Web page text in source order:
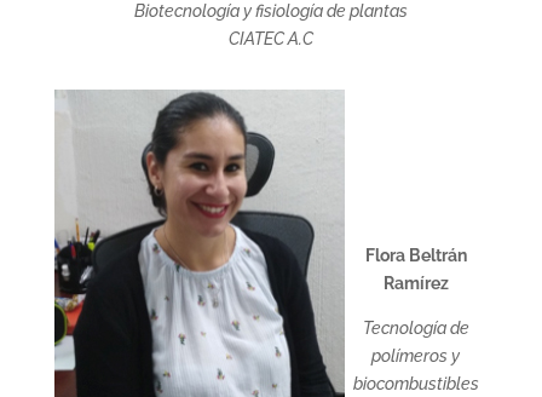
Biotecnología y fisiología de plantas
CIATEC A.C
Flora Beltrán
Ramírez
Tecnología de
polímeros y
biocombustibles